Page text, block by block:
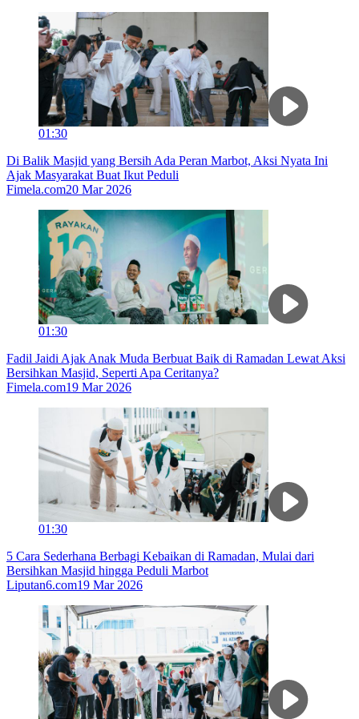
01:30
Di Balik Masjid yang Bersih Ada Peran Marbot, Aksi Nyata Ini
Ajak Masyarakat Buat Ikut Peduli
Fimela.com20 Mar 2026
01:30
Fadil Jaidi Ajak Anak Muda Berbuat Baik di Ramadan Lewat Aksi
Bersihkan Masjid, Seperti Apa Ceritanya?
Fimela.com19 Mar 2026
01:30
5 Cara Sederhana Berbagi Kebaikan di Ramadan, Mulai dari
Bersihkan Masjid hingga Peduli Marbot
Liputan6.com19 Mar 2026